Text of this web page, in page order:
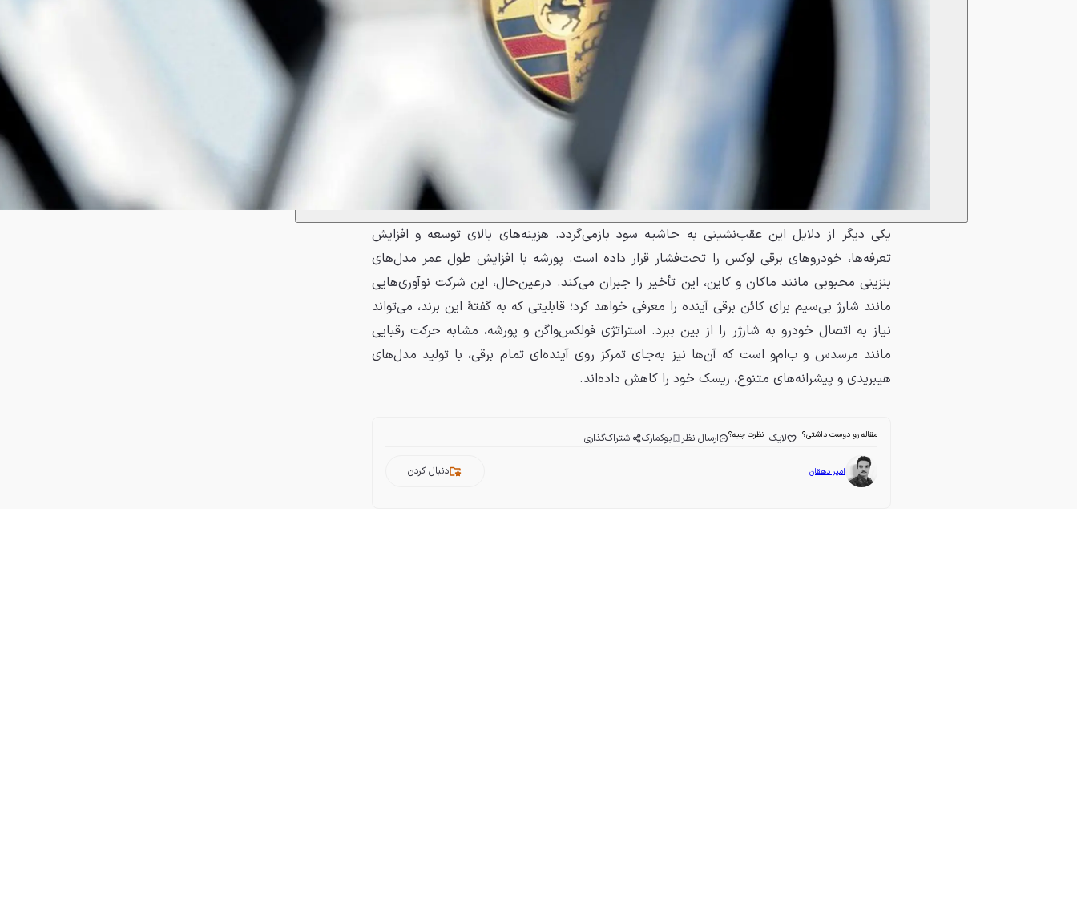
یکی دیگر از دلایل این عقب‌نشینی به حاشیه سود بازمی‌گردد. هزینه‌های بالای توسعه و افزایش
تعرفه‌ها، خودروهای برقی لوکس را تحت‌فشار قرار داده است. پورشه با افزایش طول عمر مدل‌های
بنزینی محبوبی مانند ماکان و کاین، این تأخیر را جبران می‌کند. درعین‌حال، این شرکت نوآوری‌هایی
مانند شارژ بی‌سیم برای کائن برقی آینده را معرفی خواهد کرد؛ قابلیتی که به گفتهٔ این برند، می‌تواند
نیاز به اتصال خودرو به شارژر را از بین ببرد. استراتژی فولکس‌واگن و پورشه، مشابه حرکت رقبایی
مانند مرسدس و ب‌ام‌و است که آن‌ها نیز به‌جای تمرکز روی آینده‌ای تمام برقی، با تولید مدل‌های
هیبریدی و پیشرانه‌های متنوع، ریسک خود را کاهش داده‌اند.
مقاله رو دوست داشتی؟ لایک نظرت چیه؟ ارسال نظر بوکمارک اشتراک‌گذاری
امیر دهقان دنبال کردن